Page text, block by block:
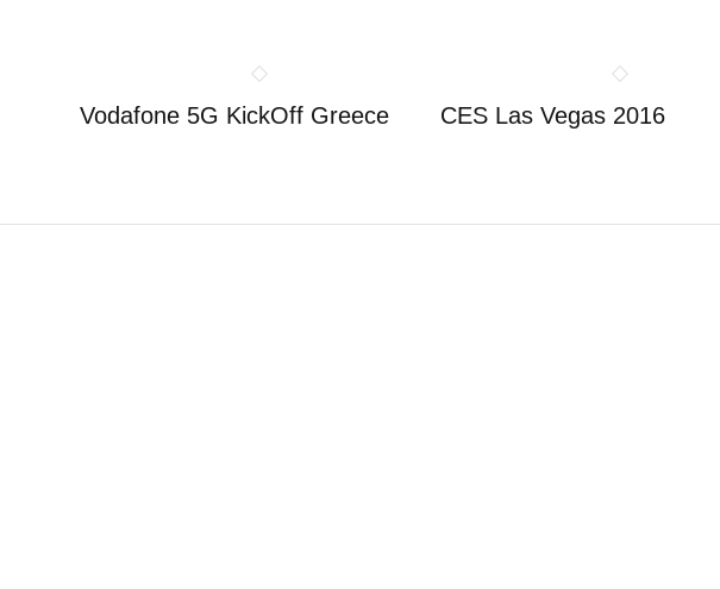
Vodafone 5G KickOff Greece CES Las Vegas 2016